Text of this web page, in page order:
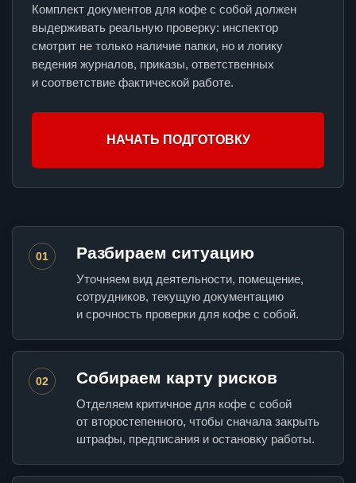
Комплект документов для кофе с собой должен
выдерживать реальную проверку: инспектор
смотрит не только наличие папки, но и логику
ведения журналов, приказы, ответственных
и соответствие фактической работе.
НАЧАТЬ ПОДГОТОВКУ
01 Разбираем ситуацию
Уточняем вид деятельности, помещение,
сотрудников, текущую документацию
и срочность проверки для кофе с собой.
02 Собираем карту рисков
Отделяем критичное для кофе с собой
от второстепенного, чтобы сначала закрыть
штрафы, предписания и остановку работы.